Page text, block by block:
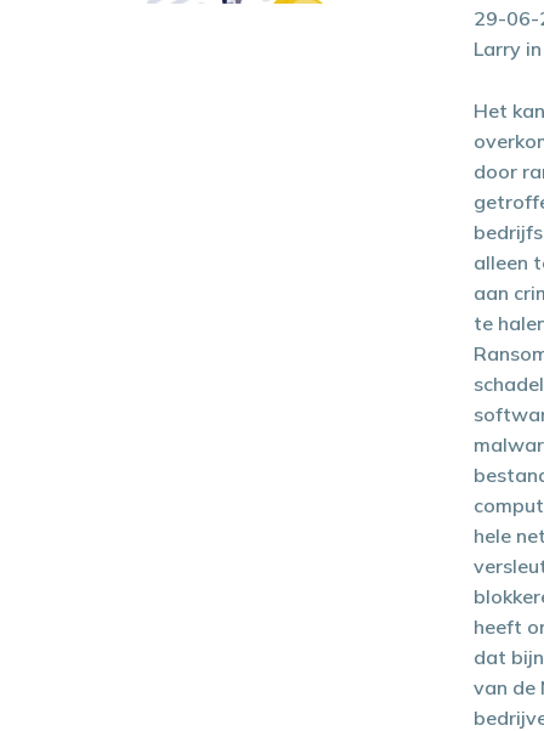
29-06-
Larry
Het
door
alleen
aan
te
hele
heeft
dat
van de